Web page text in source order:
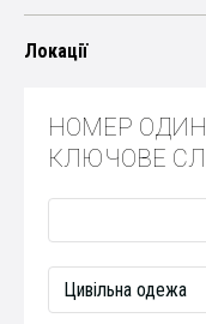
Локації
НОМЕР
КЛЮЧОВЕ